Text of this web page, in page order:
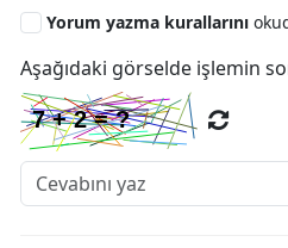
Yorum yazma kurallarını
Aşağıdaki görselde işlemin